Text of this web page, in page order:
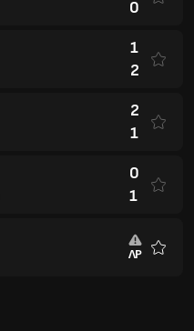
0
1
2
2
1
0
1
ЛР